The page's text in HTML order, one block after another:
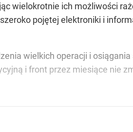
wielokrotnie ich możliwości
pojętej elektroniki i
wielkich operacji i
i front przez miesiące nie